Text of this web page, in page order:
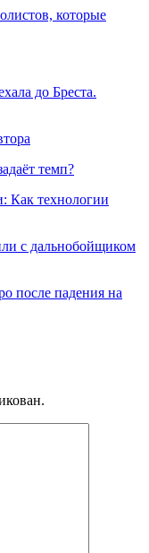
которые
до Бреста.
темп?
Как технологии
с дальнобойщиком
после падения на